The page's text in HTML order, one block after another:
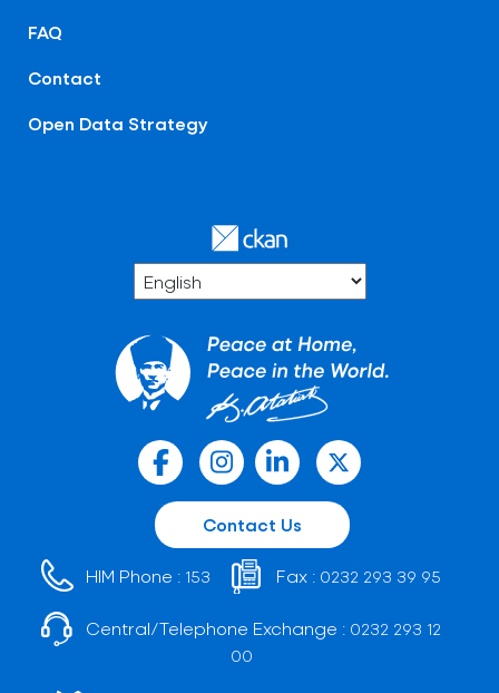
FAQ
Contact
Open Data Strategy
Contact Us
HIM Phone : 153 Fax : 0232 293 39 95
Central/Telephone Exchange : 0232 293 12
00